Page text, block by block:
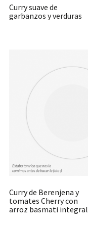
Curry suave de
garbanzos y verduras
Curry de Berenjena y
tomates Cherry con
arroz basmati integral